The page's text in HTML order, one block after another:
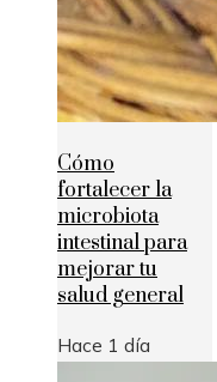
Cómo
fortalecer la
microbiota
intestinal para
mejorar tu
salud general
Hace 1 día